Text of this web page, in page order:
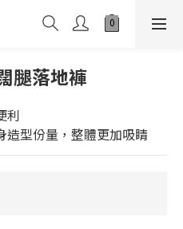
腿落地褲
利
造型份量，整體更加吸睛